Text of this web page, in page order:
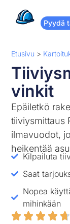
Pyydä
Etusivu >
vinkit
Epäiletkö
tiiviysmittaus
ilmavuodot,
heikentää
Kilpailuta
Saat
Nopea
mihinkään